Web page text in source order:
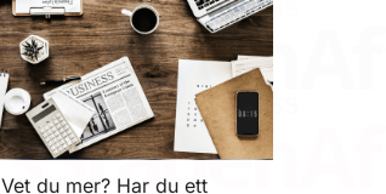
Vet du mer? Har du ett